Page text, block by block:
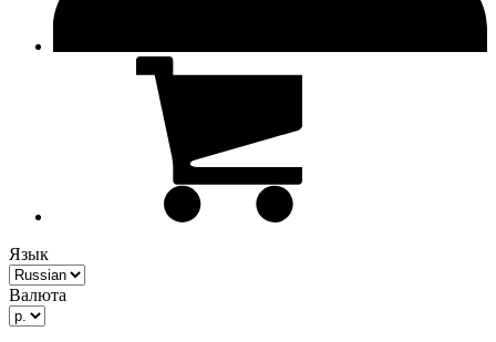
Язык
Валюта